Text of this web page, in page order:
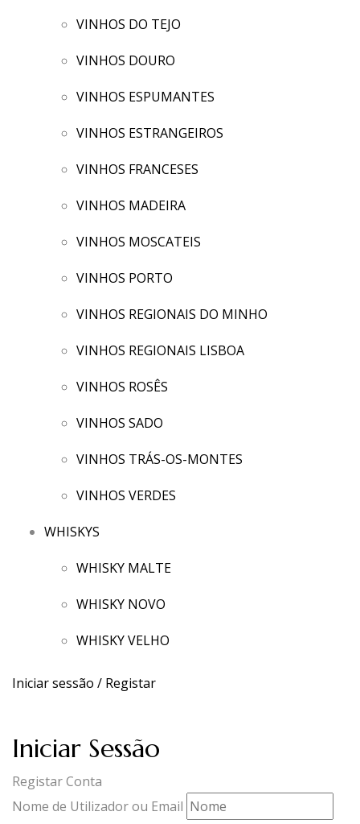
VINHOS DO TEJO
VINHOS DOURO
VINHOS ESPUMANTES
VINHOS ESTRANGEIROS
VINHOS FRANCESES
VINHOS MADEIRA
VINHOS MOSCATEIS
VINHOS PORTO
VINHOS REGIONAIS DO MINHO
VINHOS REGIONAIS LISBOA
VINHOS ROSÊS
VINHOS SADO
VINHOS TRÁS-OS-MONTES
VINHOS VERDES
WHISKYS
WHISKY MALTE
WHISKY NOVO
WHISKY VELHO
Iniciar sessão / Registar
Iniciar Sessão
Registar Conta
Nome de Utilizador ou Email